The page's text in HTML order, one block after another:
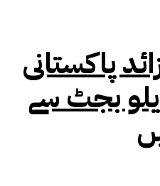
پاکستانی
بجٹ سے